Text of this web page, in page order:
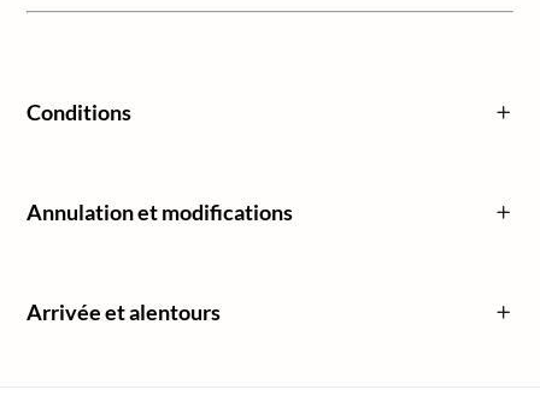
Conditions
Annulation et modifications
Arrivée et alentours